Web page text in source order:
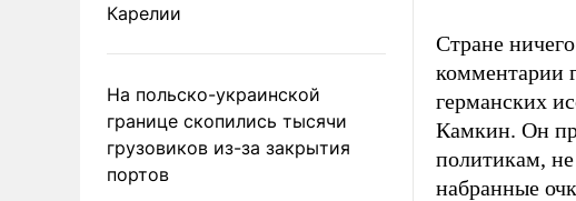
Карелии
На польско-украинской
границе скопились тысячи
грузовиков из-за закрытия
портов
Стране
комментарии
германских
Камкин. Он
политикам,
набранные